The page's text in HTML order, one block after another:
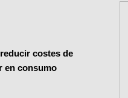
costes de
en consumo